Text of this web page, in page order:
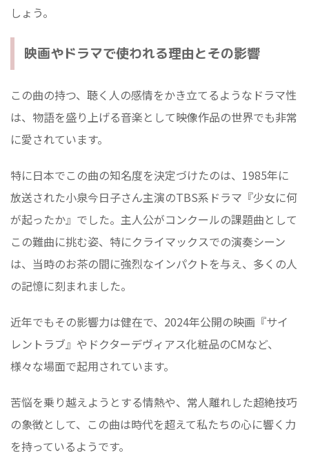
しょう。
映画やドラマで使われる理由とその影響
この曲の持つ、聴く人の感情をかき立てるようなドラマ性
は、物語を盛り上げる音楽として映像作品の世界でも非常
に愛されています。
特に日本でこの曲の知名度を決定づけたのは、1985年に
放送された小泉今日子さん主演のTBS系ドラマ『少女に何
が起ったか』でした。主人公がコンクールの課題曲として
この難曲に挑む姿、特にクライマックスでの演奏シーン
は、当時のお茶の間に強烈なインパクトを与え、多くの人
の記憶に刻まれました。
近年でもその影響力は健在で、2024年公開の映画『サイ
レントラブ』やドクターデヴィアス化粧品のCMなど、
様々な場面で起用されています。
苦悩を乗り越えようとする情熱や、常人離れした超絶技巧
の象徴として、この曲は時代を超えて私たちの心に響く力
を持っているようです。